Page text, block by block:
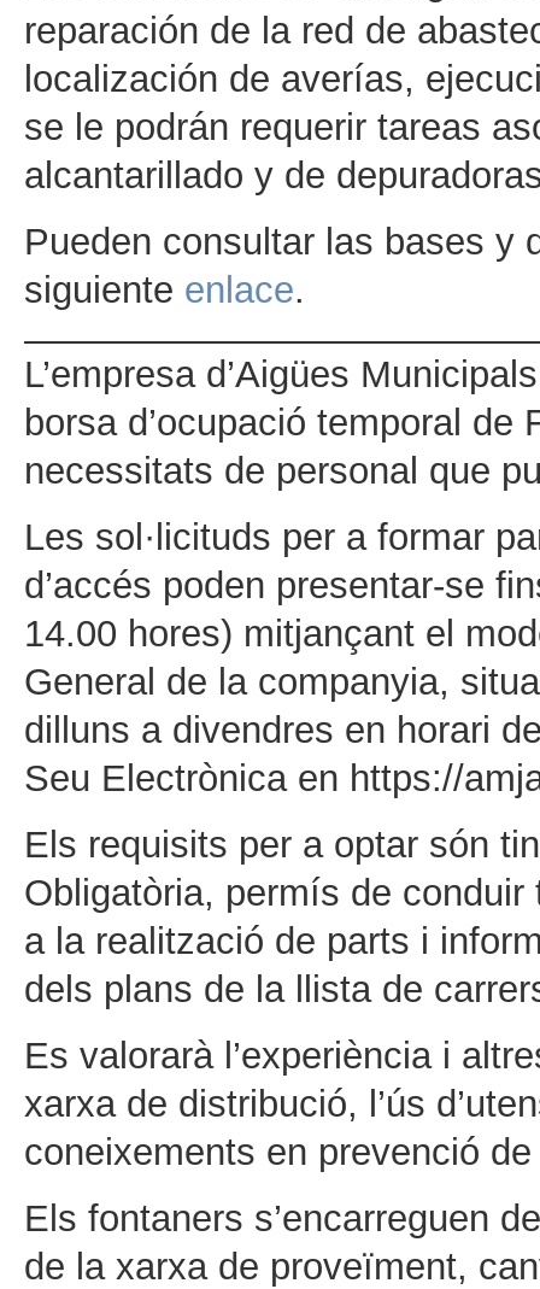
reparación de la red de
localización de averías,
se le podrán requerir tareas
alcantarillado y de
Pueden consultar las bases y
siguiente enlace.
L’empresa d’Aigües
borsa d’ocupació temporal
necessitats de personal que
Les sol·licituds per a formar
d’accés poden presentar-se
14.00 hores) mitjançant el
General de la companyia,
dilluns a divendres en horari
Seu Electrònica en https://
Els requisits per a optar són
Obligatòria, permís de
a la realització de parts i
dels plans de la llista de
Es valorarà l’experiència i
xarxa de distribució, l’ús
coneixements en prevenció
Els fontaners s’encarreguen
de la xarxa de proveïment,